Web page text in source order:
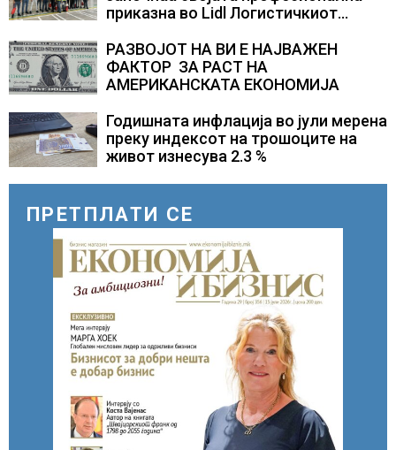
приказна во Lidl Логистичкиот
РАЗВОЈОТ НА ВИ Е НАЈВАЖЕН
ФАКТОР ЗА РАСТ НА
АМЕРИКАНСКАТА ЕКОНОМИЈА
Годишната инфлација во јули мерена
преку индексот на трошоците на
живот изнесува 2.3 %
ПРЕТПЛАТИ СЕ